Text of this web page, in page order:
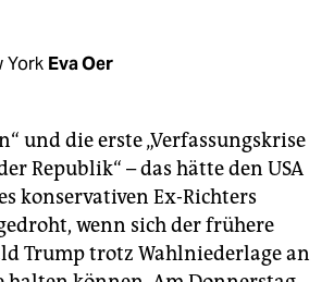
York Eva Oer
und die erste „Verfassungskrise
Republik“ – das hätte den USA
konservativen Ex-Richters
wenn sich der frühere
Trump trotz Wahlniederlage an